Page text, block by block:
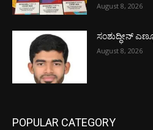
August 8, 2026
ಸಂಶುದ್ಧೀನ್
August 8, 2026
POPULAR CATEGORY